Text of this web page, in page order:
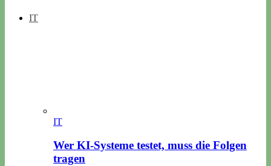
IT
IT
Wer KI-Systeme testet, muss die Folgen
tragen